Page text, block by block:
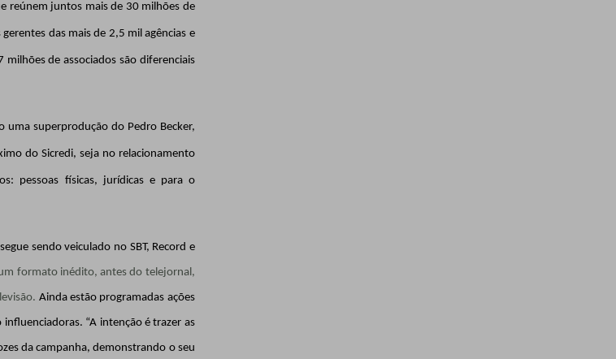
reúnem juntos mais de 30 milhões de
das mais de 2,5 mil agências e
de associados são diferenciais
uma superprodução do Pedro Becker,
do Sicredi, seja no relacionamento
pessoas físicas, jurídicas e para o
sendo veiculado no SBT, Record e
formato inédito, antes do telejornal,
Ainda estão programadas ações
influenciadoras. “A intenção é trazer as
da campanha, demonstrando o seu